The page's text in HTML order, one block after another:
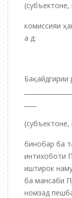
(субъектоне,
комиссияи
а д:
Бақайдгирии
(субъектоне,
бинобар ба
интихоботи
иштирок
ба мансаби
номзад